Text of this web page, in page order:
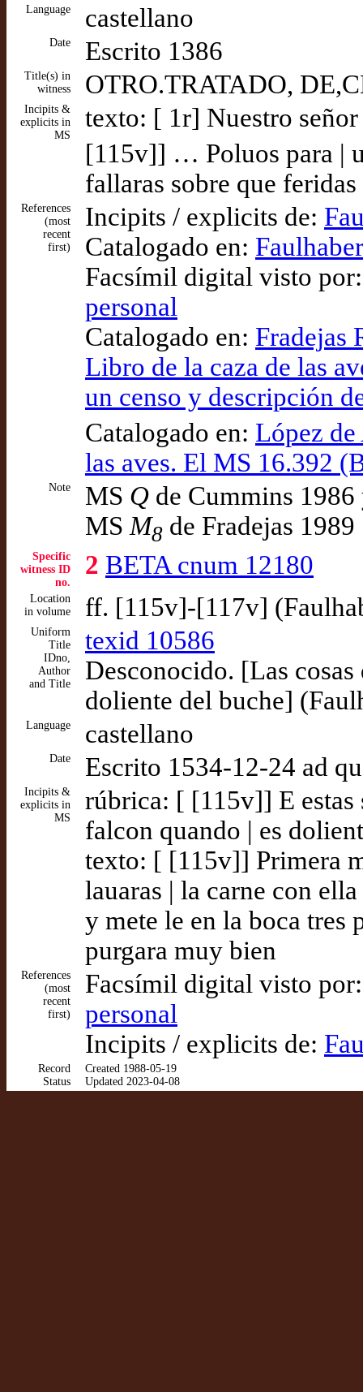
Language castellano
Date Escrito 1386
Title(s) in
witness
OTRO.TRATADO,
Incipits &
explicits in
MS
texto: [ 1r] Nuestro
[115v]] … Poluos para |
fallaras sobre que feridas
References
(most
recent
first)
Incipits / explicits de:
Catalogado en:
Facsímil digital visto
personal
Catalogado en: Fradejas
Libro de la caza de las
un censo y descripción
Catalogado en: López
las aves. El MS 16.392
Note MS Q de Cummins
MS M8 de Fradejas 1989
Specific
witness ID
no.
2 BETA cnum 12180
Location
in volume
ff. [115v]-[117v]
Uniform
Title
IDno,
Author
and Title
texid 10586
Desconocido. [Las
doliente del buche]
Language castellano
Date Escrito 1534-12-24 ad
Incipits &
explicits in
MS
rúbrica: [ [115v]] E estas
falcon quando | es
texto: [ [115v]] Primera
lauaras | la carne con
y mete le en la boca tres
purgara muy bien
References
(most
recent
first)
Facsímil digital visto
personal
Incipits / explicits de:
Record
Status
Created 1988-05-19
Updated 2023-04-08